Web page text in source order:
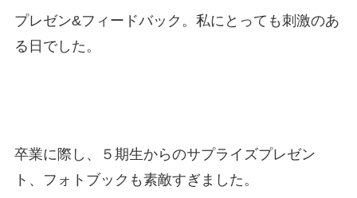
プレゼン&フィードバック。私にとっても刺激のあ
る日でした。
卒業に際し、５期生からのサプライズプレゼン
ト、フォトブックも素敵すぎました。